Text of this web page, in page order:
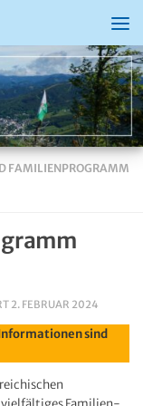
FAMILIENPROGRAMM
2. FEBRUAR 2024
sind